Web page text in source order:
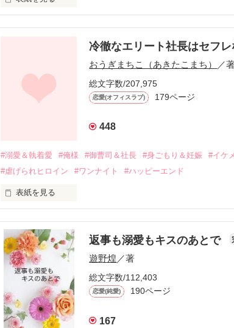
幼なじみの哲平に淡い恋心を抱いていた美桜。
しかし、ある出来事をきっかけに二人の関係は壊れてしま
関係修復もできないまま、美桜は両親の離婚によって
引っ越すことになり、哲平とも離れ離れになった。
そして、ひょんなことから
酔った勢いで一夜を共にしてしまった。
さらに、美桜が初めてだと知った哲平は
『責任をとる、結婚しよう』と真っ直ぐに告げてきた。
甘やかしてくる。
そんなある日、哲平は美桜がストーカー被害に
遭っていることを知る。
美桜を守るため、哲平は同居を提案してきて――。
夏木美桜(なつきみお)
✕
冷徹なエリート社長はセフ
おうぎまちこ（あきたこまち） ／
総文字数/207,975
恋愛(オフィスラブ) 179ページ
448
#溺愛＆執着愛 #俺様 #御曹司＆社長 #身ごもり＆妊娠 #イケ
#虐げられヒロイン
#ワンナイト #ハッピーエンド
表紙を見る
ろ、日本人美青年と出会い、酒の勢いもあり一夜限りの関
帰国後、美桜は新しい職場でワンナイトした美青年と再
も関わらず、一族を離れて起業した新進気鋭の実業家、
人だったのだ――！
なぜか恭司から飼い猫の世話係を命じられた美桜は、猫
返事も溺愛もキスのあとで
遊野煌 ／著
総文字数/112,403
恋愛(純愛) 190ページ
167